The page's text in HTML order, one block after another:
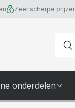
Zeer scherpe
onderdelen